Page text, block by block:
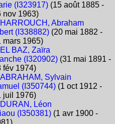
(I323917) (15 août 1885 -
nov 1963)
HARROUCH, Abraham
(I338882) (20 mai 1882 -
mars 1965)
EL BAZ, Zaïra
(I320902) (31 mai 1891 -
fév 1974)
ABRAHAM, Sylvain
(I350744) (1 oct 1912 -
juil 1976)
DURAN, Léon
(I350381) (1 avr 1900 -